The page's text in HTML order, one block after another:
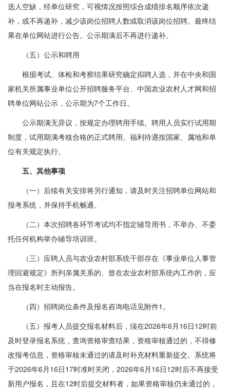
选人空缺，经单位研究，可视情况按照综合成绩排名顺序依次递
补，或不再递补，减少该岗位招聘人数或取消该岗位招聘。最终结
果在单位网站进行公告。公示期满后不再进行递补。
（五）公示和聘用
根据考试、体检和考察结果研究确定拟聘人选，并在中央和国
家机关所属事业单位公开招聘服务平台、中国农业农村人才网和招
聘单位网站公示，公示期为7个工作日。
公示期满无异议，按规定办理聘用手续。聘用人员实行试用期
制度，试用期满考核合格的正式聘用。福利待遇按国家、属地和单
位有关规定执行。
五、其他事项
（一）后续有关安排将另行通知，请及时关注招聘单位网站和
报考系统，并保持手机畅通。
（二）本次招聘各环节考试均不指定辅导用书，不举办、不委
托任何机构举办辅导培训班。
（三）应聘人员与农业农村部系统干部存在《事业单位人事管
理回避规定》所列亲属关系的、曾在农业农村部系统内工作的，应
当在报名时主动报告。
（四）招聘岗位条件及报名咨询电话见附件1。
（五）报考人员提交报名材料后，须在2026年6月16日12时前
及时登录报名系统，查询资格审查结果，资格审核通过的，不得修
改报考信息，资格审核未通过的请及时补充材料重新提交。系统将
于2026年6月16日17时准时关闭，2026年6月16日12时后不再接受
新用户报名，且在12时后提交材料者，如果资格审核仍未通过的，